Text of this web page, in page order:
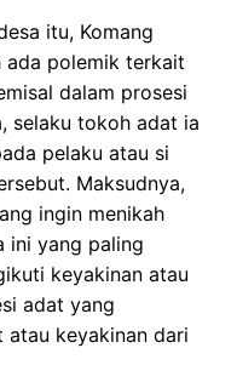
itu, Komang
ada polemik terkait
dalam prosesi
selaku tokoh adat ia
pelaku atau si
Maksudnya,
ingin menikah
ini yang paling
keyakinan atau
adat yang
atau keyakinan dari